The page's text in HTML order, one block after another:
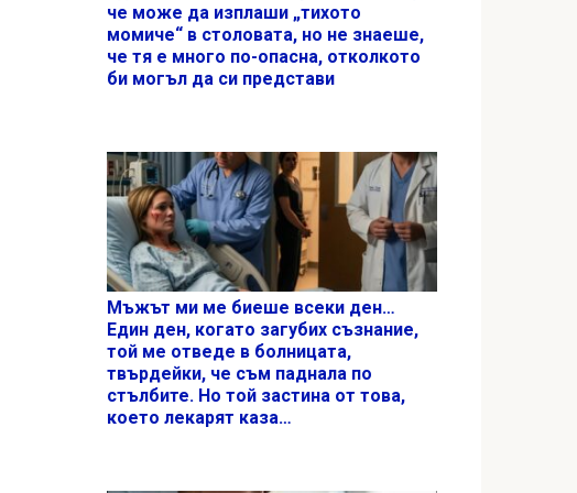
че може да изплаши „тихото
момиче“ в столовата, но не знаеше,
че тя е много по-опасна, отколкото
би могъл да си представи
Мъжът ми ме биеше всеки ден…
Един ден, когато загубих съзнание,
той ме отведе в болницата,
твърдейки, че съм паднала по
стълбите. Но той застина от това,
което лекарят каза…